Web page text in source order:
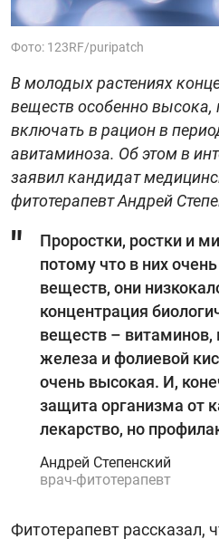
Фото: 123RF/puripatch
В молодых растениях
веществ особенно высока,
включать в рацион в
авитаминоза. Об этом в
заявил кандидат
фитотерапевт Андрей
Проростки, ростки и
потому что в них
веществ, они
концентрация
веществ – витаминов,
железа и фолиевой
очень высокая. И,
защита организма от
лекарство, но
Андрей Степенский
врач-фитотерапевт
Фитотерапевт рассказал,